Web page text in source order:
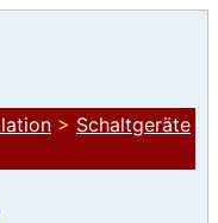
> Schaltgeräte